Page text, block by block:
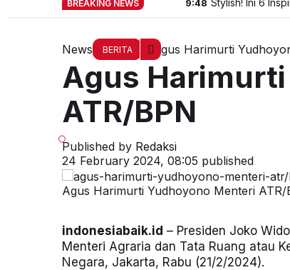
BREAKING NEWS 9:48 Stylish! Ini 6
News BERITA Agus Harimurti
Agus
ATR/BPN
Published by Redaksi
24 February 2024, 08:05 published
Agus Harimurti Yudhoyono Menteri ATR/
indonesiabaik.id – Presiden Joko
Menteri Agraria dan Tata Ruang atau
Negara, Jakarta, Rabu (21/2/2024).